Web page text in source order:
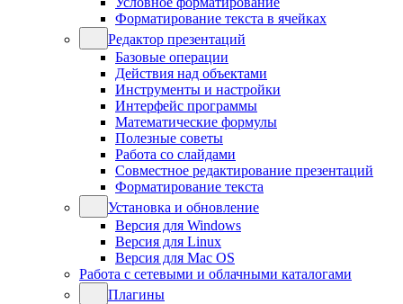
Форматирование текста в ячейках
Редактор презентаций
Базовые операции
Действия над объектами
Инструменты и настройки
Интерфейс программы
Математические формулы
Полезные советы
Работа со слайдами
Совместное редактирование презентаций
Форматирование текста
Установка и обновление
Версия для Windows
Версия для Linux
Версия для Mac OS
Работа с сетевыми и облачными каталогами
Плагины